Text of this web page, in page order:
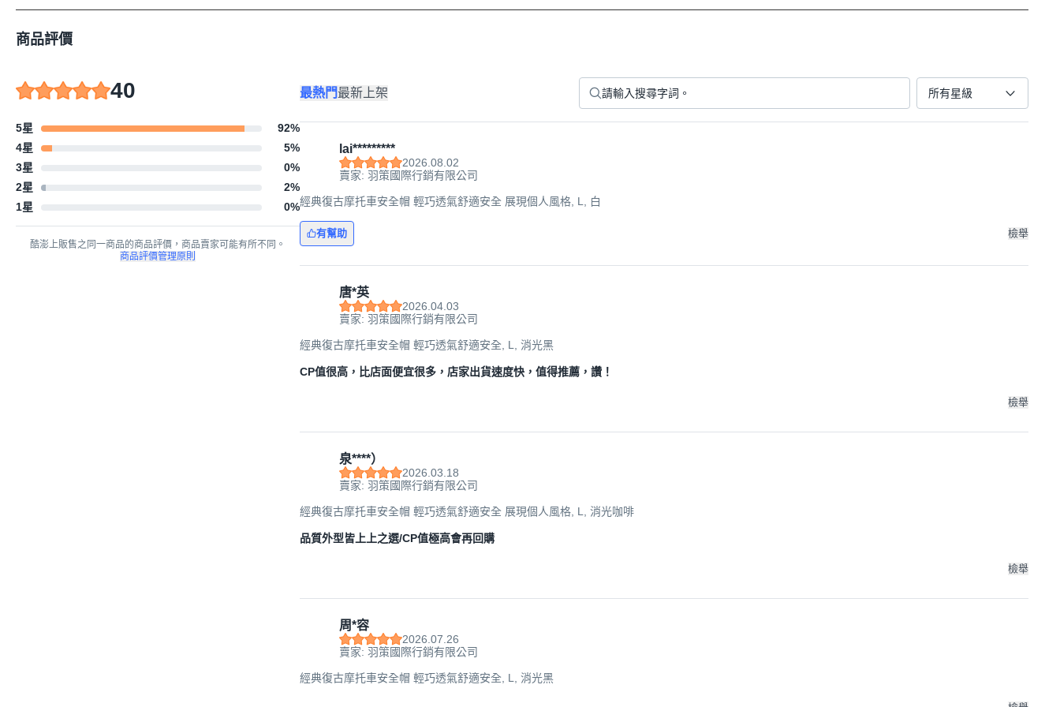
商品評價
40
5星 92%
4星
5%
3星
0%
2星
2%
1星
0%
酷澎上販售之同一商品的商品評價，商品賣家可能有所不同。
商品評價管理原則
最熱門最新上架 所有星級
lai*********
2026.08.02
賣家: 羽策國際行銷有限公司
經典復古摩托車安全帽 輕巧透氣舒適安全 展現個人風格, L, 白
有幫助 檢舉
唐*英
2026.04.03
賣家: 羽策國際行銷有限公司
經典復古摩托車安全帽 輕巧透氣舒適安全, L, 消光黑
CP值很高，比店面便宜很多，店家出貨速度快，值得推薦，讚！
檢舉
泉****）
2026.03.18
賣家: 羽策國際行銷有限公司
經典復古摩托車安全帽 輕巧透氣舒適安全 展現個人風格, L, 消光咖啡
品質外型皆上上之選/CP值極高會再回購
檢舉
周*容
2026.07.26
賣家: 羽策國際行銷有限公司
經典復古摩托車安全帽 輕巧透氣舒適安全, L, 消光黑